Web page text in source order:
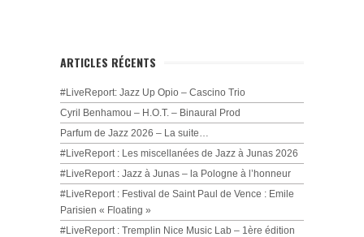
ARTICLES RÉCENTS
#LiveReport: Jazz Up Opio – Cascino Trio
Cyril Benhamou – H.O.T. – Binaural Prod
Parfum de Jazz 2026 – La suite…
#LiveReport : Les miscellanées de Jazz à Junas 2026
#LiveReport : Jazz à Junas – la Pologne à l’honneur
#LiveReport : Festival de Saint Paul de Vence : Emile
Parisien « Floating »
#LiveReport : Tremplin Nice Music Lab – 1ère édition